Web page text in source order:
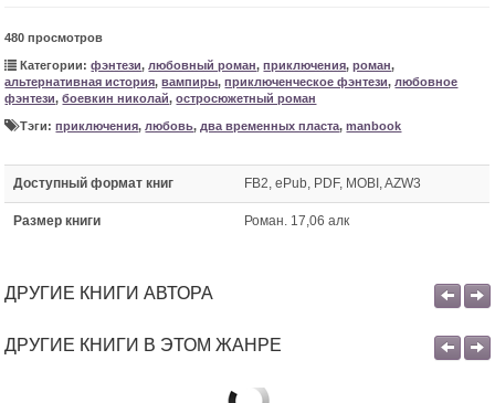
480 просмотров
Категории:фэнтези, любовный роман,приключения,роман,
альтернативная история,вампиры,приключенческое фэнтези, любовное
фэнтези,боевкин николай,остросюжетный роман
Тэги:приключения, любовь, два временных пласта,manbook
Доступный формат книг FB2, ePub, PDF, MOBI, AZW3
Размер книги Роман. 17,06 алк
ДРУГИЕ КНИГИ АВТОРА
ДРУГИЕ КНИГИ В ЭТОМ ЖАНРЕ